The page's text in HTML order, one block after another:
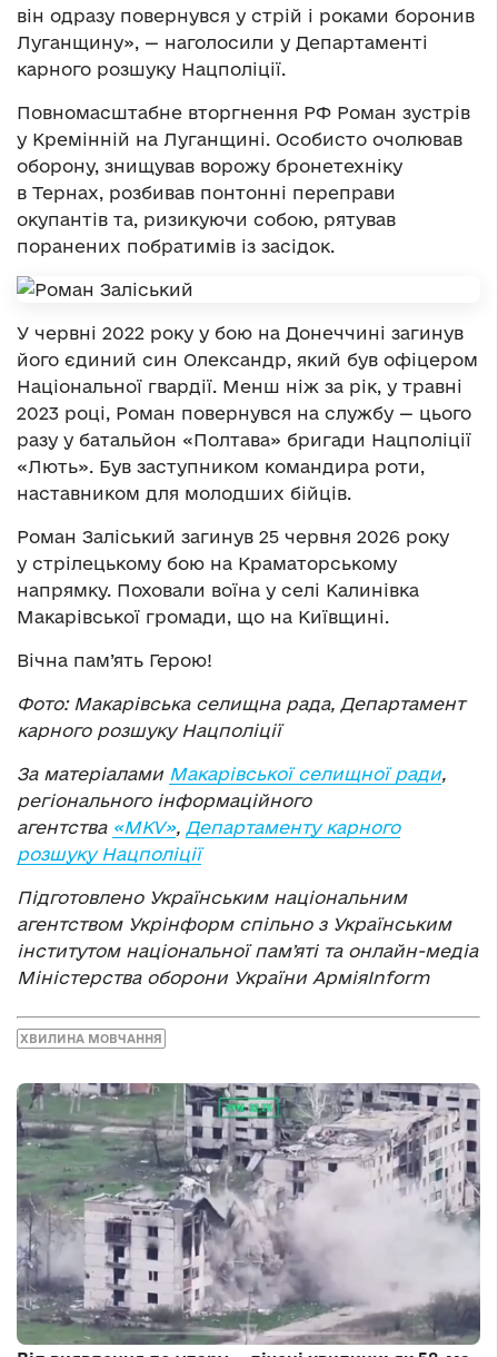
він одразу повернувся у стрій і роками боронив
Луганщину», — наголосили у Департаменті
карного розшуку Нацполіції.
Повномасштабне вторгнення РФ Роман зустрів
у Кремінній на Луганщині. Особисто очолював
оборону, знищував ворожу бронетехніку
в Тернах, розбивав понтонні переправи
окупантів та, ризикуючи собою, рятував
поранених побратимів із засідок.
У червні 2022 року у бою на Донеччині загинув
його єдиний син Олександр, який був офіцером
Національної гвардії. Менш ніж за рік, у травні
2023 році, Роман повернувся на службу — цього
разу у батальйон «Полтава» бригади Нацполіції
«Лють». Був заступником командира роти,
наставником для молодших бійців.
Роман Заліський загинув 25 червня 2026 року
у стрілецькому бою на Краматорському
напрямку. Поховали воїна у селі Калинівка
Макарівської громади, що на Київщині.
Вічна пам’ять Герою!
Фото: Макарівська селищна рада, Департамент
карного розшуку Нацполіції
За матеріалами Макарівської селищної ради,
регіонального інформаційного
агентства «MKV», Департаменту карного
розшуку Нацполіції
Підготовлено Українським національним
агентством Укрінформ спільно з Українським
інститутом національної памʼяті та онлайн-медіа
Міністерства оборони України АрміяInform
ХВИЛИНА МОВЧАННЯ